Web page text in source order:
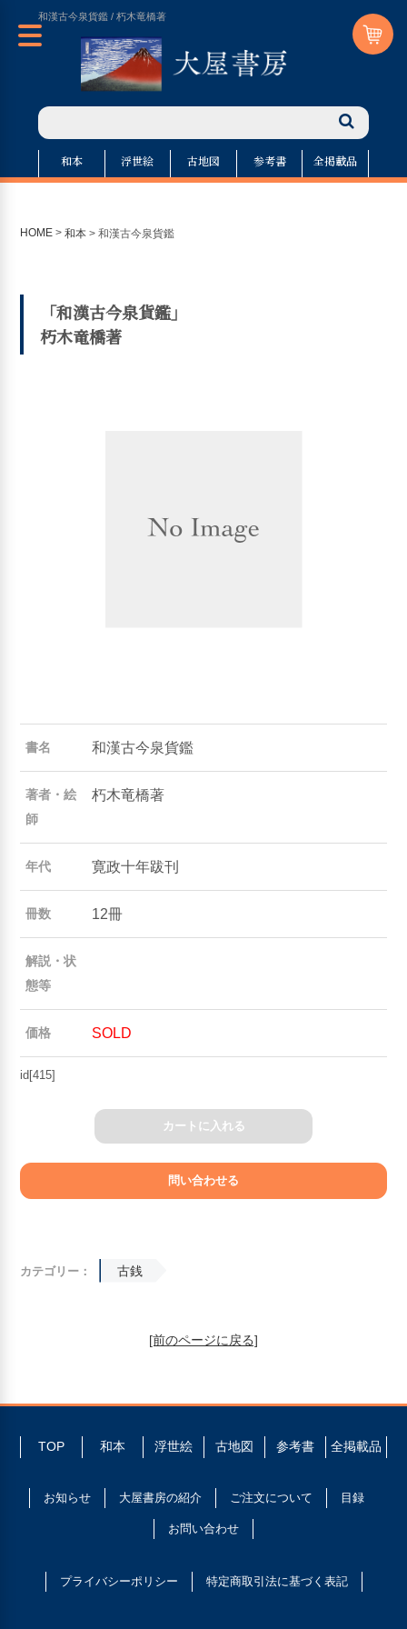
和漢古今泉貨鑑 / 朽木竜橋著
和本 浮世絵 古地図 参考書 全掲載品
HOME >和本 >和漢古今泉貨鑑
「和漢古今泉貨鑑」
朽木竜橋著
書名 和漢古今泉貨鑑
著者・絵
師
朽木竜橋著
年代 寛政十年跋刊
冊数 12冊
解説・状
態等
価格 SOLD
id[415]
カートに入れる
カテゴリー： 古銭
[前のページに戻る]
TOP 和本 浮世絵 古地図 参考書 全掲載品
お知らせ 大屋書房の紹介 ご注文について 目録
お問い合わせ
プライバシーポリシー 特定商取引法に基づく表記